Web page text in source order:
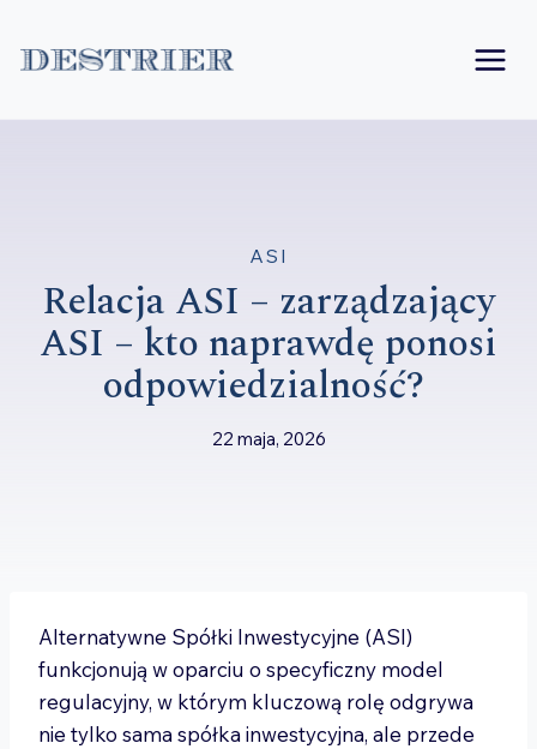
do
ASI
Relacja ASI – zarządzający
ASI – kto naprawdę ponosi
odpowiedzialność?
22 maja, 2026
Alternatywne Spółki Inwestycyjne (ASI)
funkcjonują w oparciu o specyficzny model
regulacyjny, w którym kluczową rolę odgrywa
nie tylko sama spółka inwestycyjna, ale przede